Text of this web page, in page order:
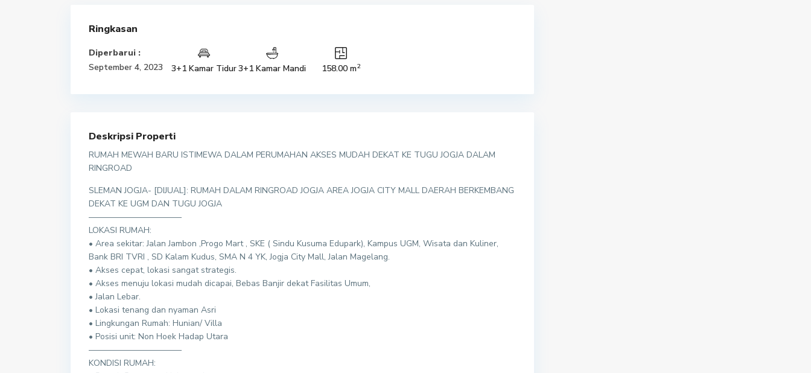
Ringkasan
Diperbarui :
September 4, 2023
3+1 Kamar Tidur3+1 Kamar Mandi 158.00 m2
Deskripsi Properti
RUMAH MEWAH BARU ISTIMEWA DALAM PERUMAHAN AKSES MUDAH DEKAT KE TUGU JOGJA DALAM
RINGROAD
SLEMAN JOGJA- [DIJUAL]: RUMAH DALAM RINGROAD JOGJA AREA JOGJA CITY MALL DAERAH BERKEMBANG
DEKAT KE UGM DAN TUGU JOGJA
———————————
LOKASI RUMAH:
• Area sekitar: Jalan Jambon ,Progo Mart , SKE ( Sindu Kusuma Edupark), Kampus UGM, Wisata dan Kuliner,
Bank BRI TVRI , SD Kalam Kudus, SMA N 4 YK, Jogja City Mall, Jalan Magelang.
• Akses cepat, lokasi sangat strategis.
• Akses menuju lokasi mudah dicapai, Bebas Banjir dekat Fasilitas Umum,
• Jalan Lebar.
• Lokasi tenang dan nyaman Asri
• Lingkungan Rumah: Hunian/ Villa
• Posisi unit: Non Hoek Hadap Utara
———————————
KONDISI RUMAH: